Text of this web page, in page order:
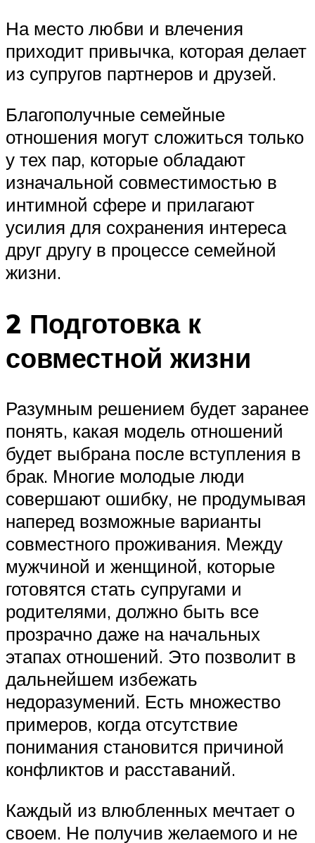
На место любви и влечения
приходит привычка, которая делает
из супругов партнеров и друзей.
Благополучные семейные
отношения могут сложиться только
у тех пар, которые обладают
изначальной совместимостью в
интимной сфере и прилагают
усилия для сохранения интереса
друг другу в процессе семейной
жизни.
2 Подготовка к
совместной жизни
Разумным решением будет заранее
понять, какая модель отношений
будет выбрана после вступления в
брак. Многие молодые люди
совершают ошибку, не продумывая
наперед возможные варианты
совместного проживания. Между
мужчиной и женщиной, которые
готовятся стать супругами и
родителями, должно быть все
прозрачно даже на начальных
этапах отношений. Это позволит в
дальнейшем избежать
недоразумений. Есть множество
примеров, когда отсутствие
понимания становится причиной
конфликтов и расставаний.
Каждый из влюбленных мечтает о
своем. Не получив желаемого и не